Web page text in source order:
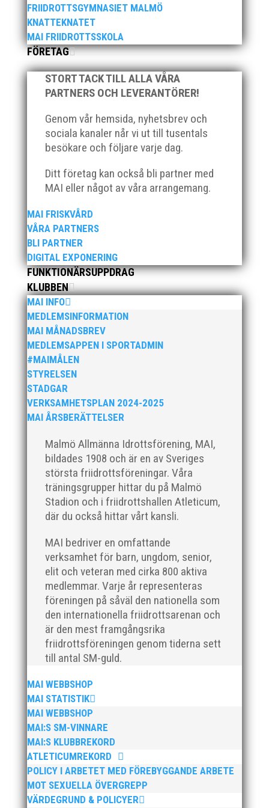
FRIIDROTTSGYMNASIET MALMÖ
KNATTEKNATET
MAI FRIIDROTTSSKOLA
FÖRETAG
STORT TACK TILL ALLA VÅRA
PARTNERS OCH LEVERANTÖRER!
Genom vår hemsida, nyhetsbrev och
sociala kanaler når vi ut till tusentals
besökare och följare varje dag.
Ditt företag kan också bli partner med
MAI eller något av våra arrangemang.
MAI FRISKVÅRD
VÅRA PARTNERS
BLI PARTNER
DIGITAL EXPONERING
FUNKTIONÄRSUPPDRAG
KLUBBEN
MAI INFO
MEDLEMSINFORMATION
MAI MÅNADSBREV
MEDLEMSAPPEN I SPORTADMIN
#MAIMÅLEN
STYRELSEN
STADGAR
VERKSAMHETSPLAN 2024-2025
MAI ÅRSBERÄTTELSER
Malmö Allmänna Idrottsförening, MAI,
bildades 1908 och är en av Sveriges
största friidrottsföreningar. Våra
träningsgrupper hittar du på Malmö
Stadion och i friidrottshallen Atleticum,
där du också hittar vårt kansli.
MAI bedriver en omfattande
verksamhet för barn, ungdom, senior,
elit och veteran med cirka 800 aktiva
medlemmar. Varje år representeras
föreningen på såväl den nationella som
den internationella friidrottsarenan och
är den mest framgångsrika
friidrottsföreningen genom tiderna sett
till antal SM-guld.
MAI WEBBSHOP
MAI STATISTIK
MAI WEBBSHOP
MAI:S SM-VINNARE
MAI:S KLUBBREKORD
ATLETICUMREKORD
POLICY I ARBETET MED FÖREBYGGANDE ARBETE
MOT SEXUELLA ÖVERGREPP
VÄRDEGRUND & POLICYER
När Friidrottssverige samlades för fest gick en av
skötebarn i alla år. MAI-delegationen fick ta emot
priset ”Årets pulshöjare”, och bland annat fanns
ordförande Fredrik Wennolf på plats för att ta emot
Som traditionen bjuder så var vi ett helt gäng löpare
från MAI RUNNERS som sprang det mysiga
Sylvesterloppet på självaste nyårsafton. Formen är
enkel, ett eller två varv runt Pildammsparken (2,7 km
respektive 5,4 kilometer), med tidtagning på de fem
främsta i varje...
Klubbchef – Malmö Allmänna Idrottsförening (MAI)
utveckling i en av Sveriges största
friidrottsföreningar? Malmö Allmänna Idrottsförening
– MAI – söker en engagerad, strategisk,
relationsbyggande och affärsinriktad...
För mig har Lasse betytt oerhört mycket på flera
plan. På 80- och 90-talet, då jag själv var aktiv, var
han för mig en handlingskraftig ledare som alltid var
sin parhäst och nära vän, Bengt Bendéus,...